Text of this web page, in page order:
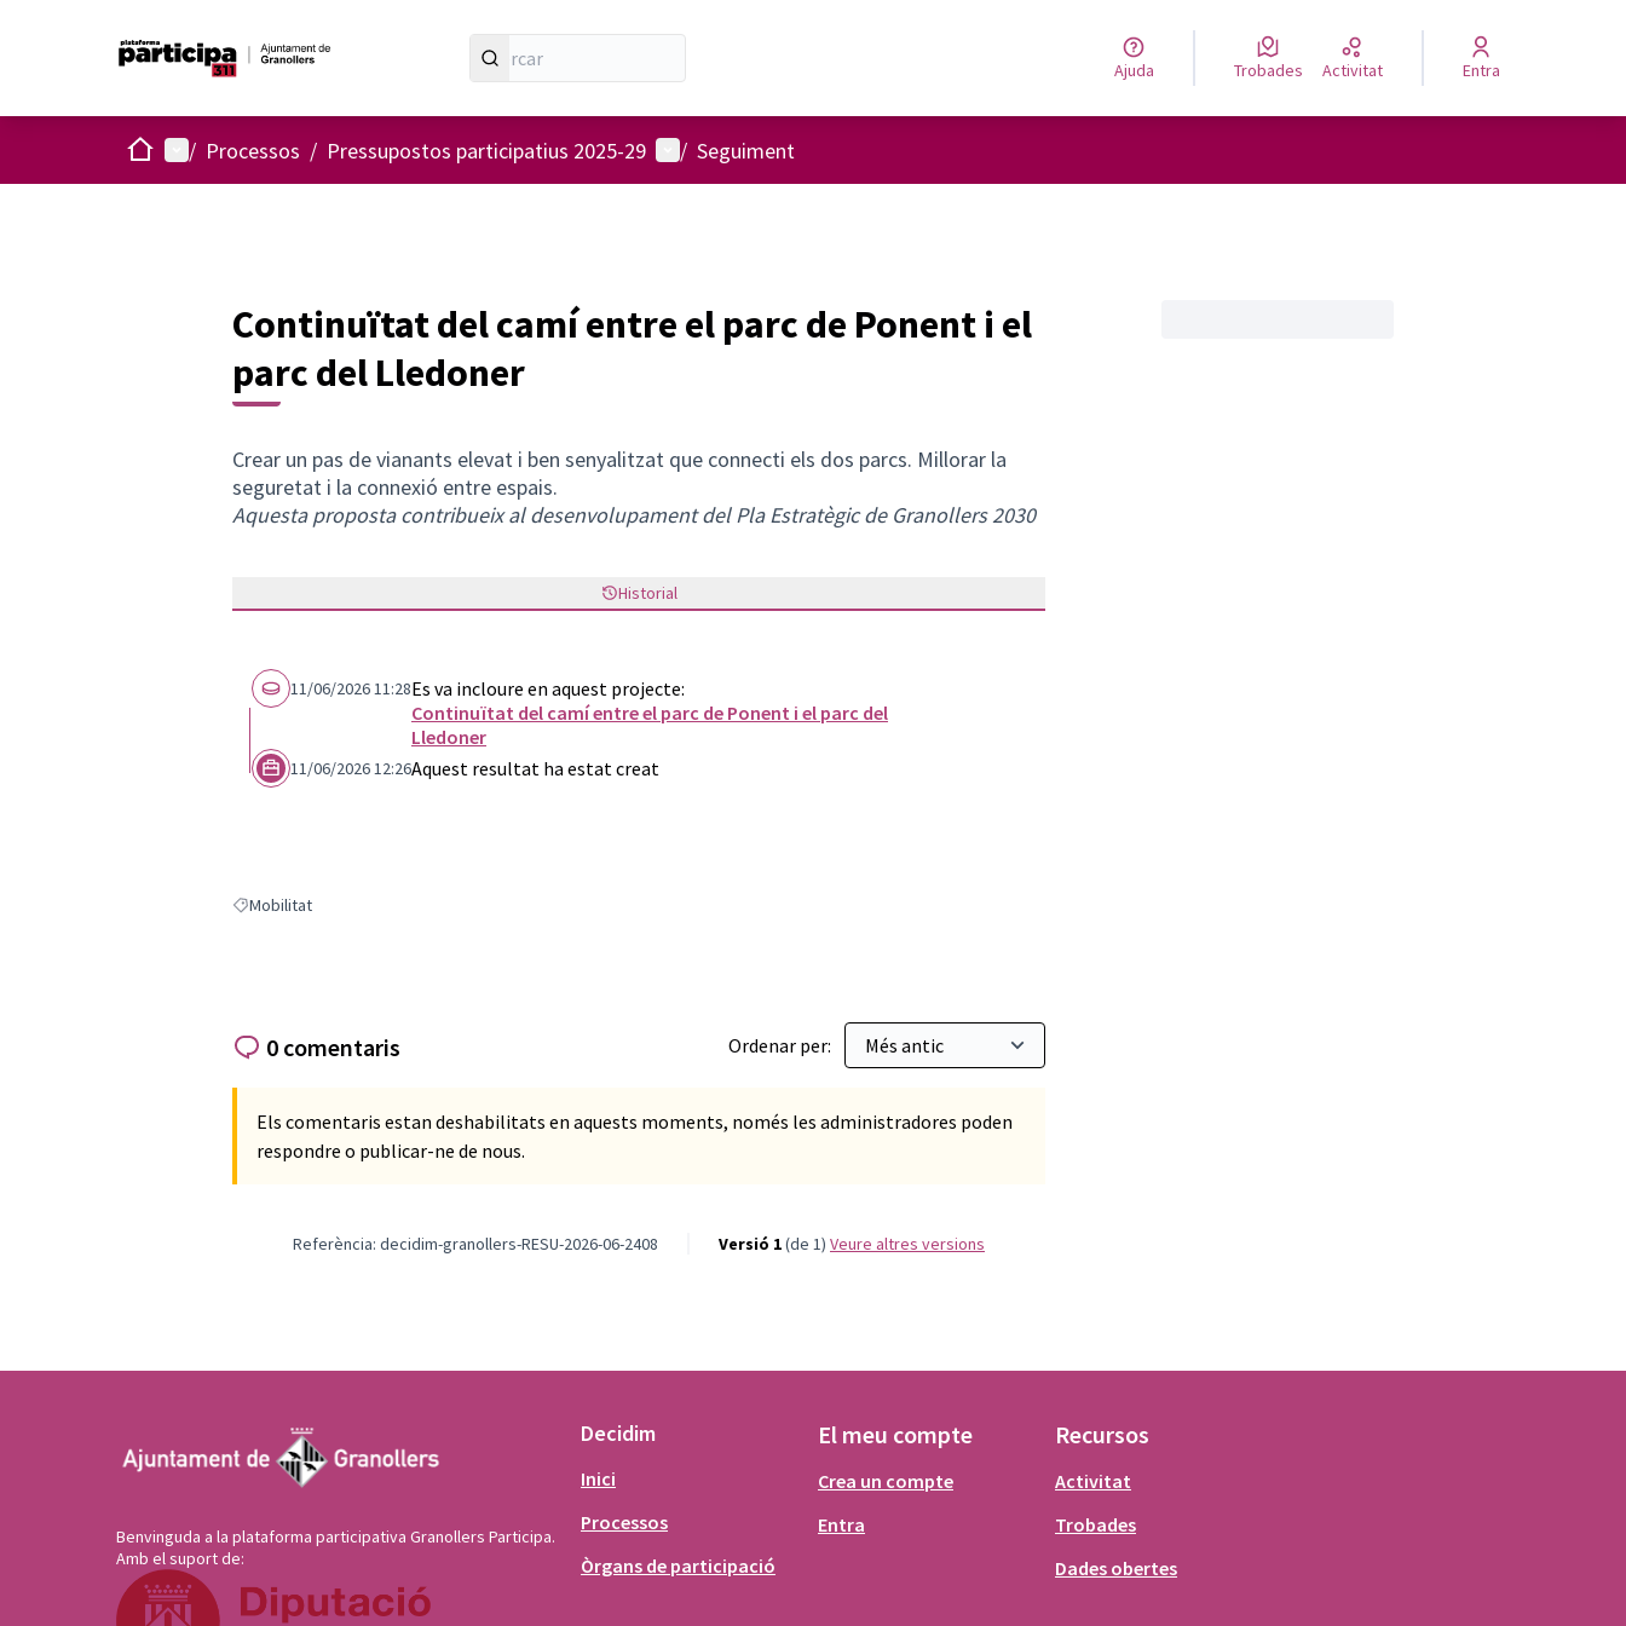
Ajuda Trobades Activitat Entra
Inici Menú principal
/ Processos / Pressupostos participatius 2025-29 Menú d'usuari
/ Seguiment
Continuïtat del camí entre el parc de Ponent i el
parc del Lledoner
Crear un pas de vianants elevat i ben senyalitzat que connecti els dos parcs. Millorar la
seguretat i la connexió entre espais.
Aquesta proposta contribueix al desenvolupament del Pla Estratègic de Granollers 2030
Historial
11/06/2026 11:28Es va incloure en aquest projecte:
Continuïtat del camí entre el parc de Ponent i el parc del
Lledoner
11/06/2026 12:26Aquest resultat ha estat creat
Resultats en filtrar per: Mobilitat
Mobilitat
0 comentaris Ordenar per:
Els comentaris estan deshabilitats en aquests moments, només les administradores poden
respondre o publicar-ne de nous.
Referència: decidim-granollers-RESU-2026-06-2408 Versió 1(de 1) veure altres versions
Benvinguda a la plataforma participativa Granollers Participa.
Amb el suport de:
Decidim
Inici
Processos
Òrgans de participació
El meu compte
Crea un compte
Entra
Recursos
Activitat
Trobades
Dades obertes